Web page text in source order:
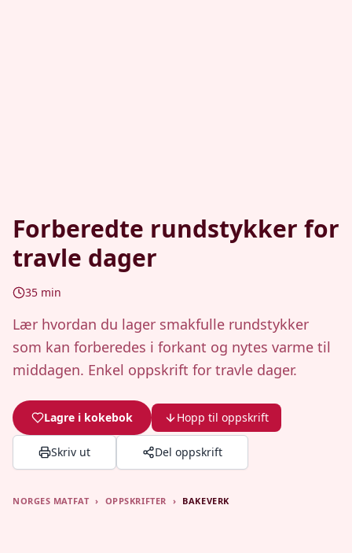
Forberedte rundstykker for
travle dager
35 min
Lær hvordan du lager smakfulle rundstykker
som kan forberedes i forkant og nytes varme til
middagen. Enkel oppskrift for travle dager.
Lagre i kokebok Hopp til oppskrift
Skriv ut Del oppskrift
NORGES MATFAT › OPPSKRIFTER › BAKEVERK